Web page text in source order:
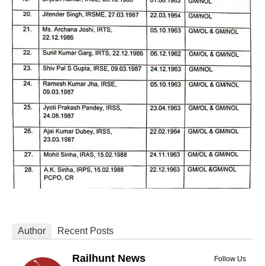
Author Recent Posts
Follow Us
Railhunt News